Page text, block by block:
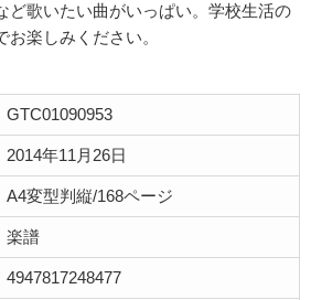
ど歌いたい曲がいっぱい。学校生活の
楽しみください。
GTC01090953
2014年11月26日
A4変型判縦/168ページ
楽譜
4947817248477